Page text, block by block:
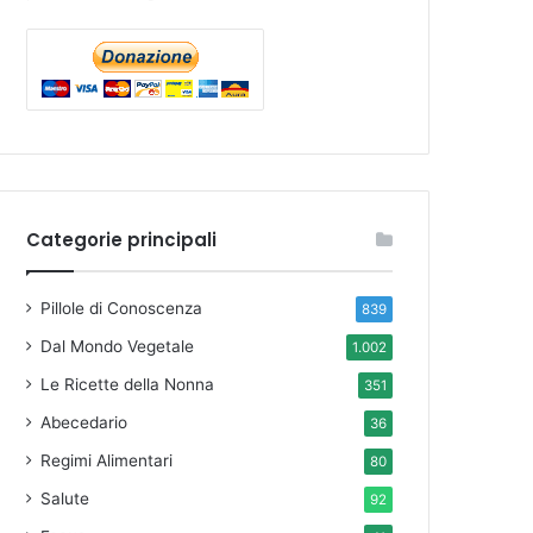
Categorie principali
Pillole di Conoscenza 839
Dal Mondo Vegetale 1.002
Le Ricette della Nonna 351
Abecedario 36
Regimi Alimentari 80
Salute 92